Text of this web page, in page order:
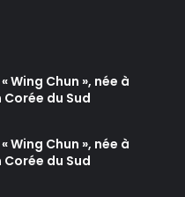
Chun », née à
du Sud
Chun », née à
du Sud